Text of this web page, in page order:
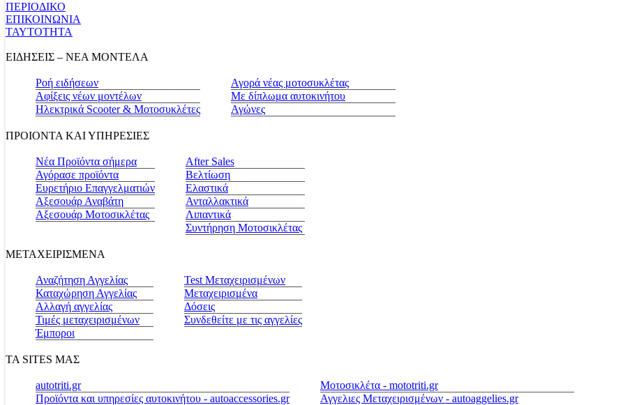
ΠΕΡΙΟΔΙΚΟ
ΕΠΙΚΟΙΝΩΝΙΑ
ΤΑΥΤΟΤΗΤΑ
ΕΙΔΗΣΕΙΣ – ΝΕΑ ΜΟΝΤΕΛΑ
Ροή ειδήσεων
Αφίξεις νέων μοντέλων
Ηλεκτρικά Scooter & Μοτοσυκλέτες
Αγορά νέας μοτοσυκλέτας
Με δίπλωμα αυτοκινήτου
Αγώνες
ΠΡΟΙΟΝΤΑ ΚΑΙ ΥΠΗΡΕΣΙΕΣ
Νέα Προϊόντα σήμερα
Αγόρασε προϊόντα
Ευρετήριο Επαγγελματιών
Αξεσουάρ Αναβάτη
Αξεσουάρ Μοτοσικλέτας
Αfter Sales
Βελτίωση
Ελαστικά
Ανταλλακτικά
Λιπαντικά
Συντήρηση Μοτοσικλέτας
ΜΕΤΑΧΕΙΡΙΣΜΕΝΑ
Αναζήτηση Αγγελίας
Καταχώρηση Αγγελίας
Αλλαγή αγγελίας
Τιμές μεταχειρισμένων
Έμποροι
Test Μεταχειρισμένων
Μεταχειρισμένα
Δόσεις
Συνδεθείτε με τις αγγελίες
ΤΑ SITES ΜΑΣ
autotriti.gr
Προϊόντα και υπηρεσίες αυτοκινήτου - autoaccessories.gr
Μοτοσικλέτα - mototriti.gr
Αγγελιες Μεταχειρισμένων - autoaggelies.gr